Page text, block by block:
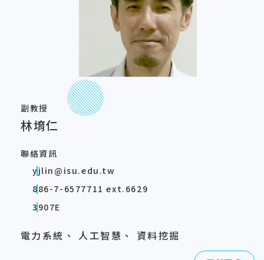
副教授
林堉仁
聯絡資訊
yjlin@isu.edu.tw
886-7-6577711 ext.6629
3907E
電力系統、 人工智慧、 資料挖掘